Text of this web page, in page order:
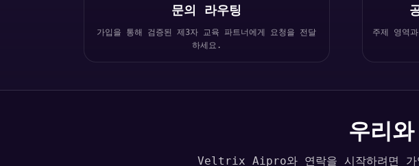
문의 라우팅
가입을 통해 검증된 제3자 교육 파트너에게 요청을 전달
하세요.
주제 영역
우리
Veltrix Aipro와 연락을 시작하려면 가